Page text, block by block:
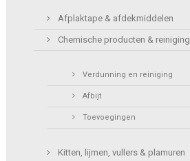
Afplaktape & afdekmiddelen
Chemische producten & reiniging
Verdunning en reiniging
Afbijt
Toevoegingen
Kitten, lijmen, vullers & plamuren